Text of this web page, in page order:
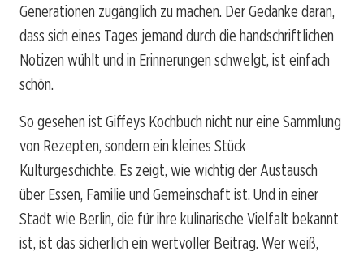
Generationen zugänglich zu machen. Der Gedanke daran,
dass sich eines Tages jemand durch die handschriftlichen
Notizen wühlt und in Erinnerungen schwelgt, ist einfach
schön.
So gesehen ist Giffeys Kochbuch nicht nur eine Sammlung
von Rezepten, sondern ein kleines Stück
Kulturgeschichte. Es zeigt, wie wichtig der Austausch
über Essen, Familie und Gemeinschaft ist. Und in einer
Stadt wie Berlin, die für ihre kulinarische Vielfalt bekannt
ist, ist das sicherlich ein wertvoller Beitrag. Wer weiß,